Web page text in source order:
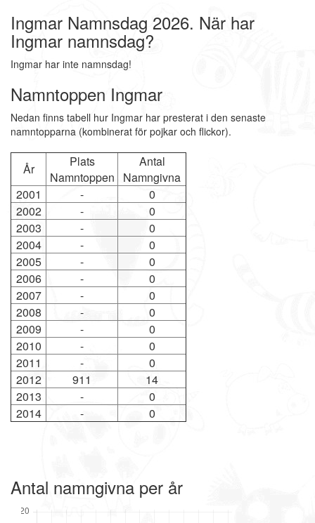
Ingmar Namnsdag 2026. När har
Ingmar namnsdag?
Ingmar har inte namnsdag!
Namntoppen Ingmar
Nedan finns tabell hur Ingmar har presterat i den senaste
namntopparna (kombinerat för pojkar och flickor).
År
Plats
Namntoppen
Antal
Namngivna
2001
-
0
2002
-
0
2003
-
0
2004
-
0
2005
-
0
2006
-
0
2007
-
0
2008
-
0
2009
-
0
2010
-
0
2011
-
0
2012
911
14
2013
-
0
2014
- 0
Antal namngivna per år